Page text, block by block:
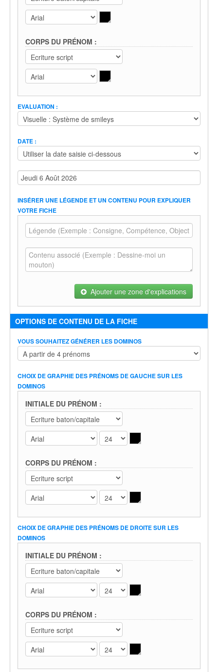
CORPS DU PRÉNOM :
EVALUATION :
DATE :
INSÉRER UNE LÉGENDE ET UN CONTENU POUR EXPLIQUER
VOTRE FICHE
Ajouter une zone d'explications
OPTIONS DE CONTENU DE LA FICHE
VOUS SOUHAITEZ GÉNÉRER LES DOMINOS
CHOIX DE GRAPHIE DES PRÉNOMS DE GAUCHE SUR LES
DOMINOS
INITIALE DU PRÉNOM :
CORPS DU PRÉNOM :
CHOIX DE GRAPHIE DES PRÉNOMS DE DROITE SUR LES
DOMINOS
INITIALE DU PRÉNOM :
CORPS DU PRÉNOM :